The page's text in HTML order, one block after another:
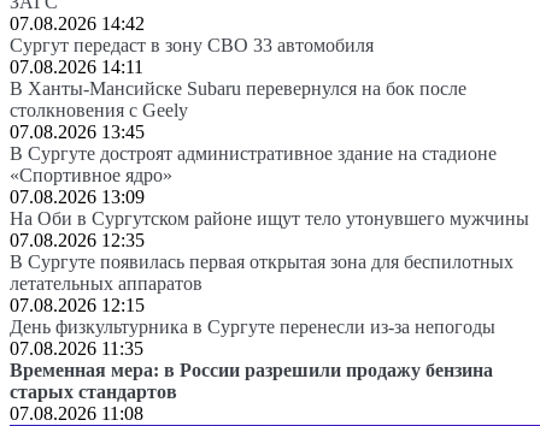
07.08.2026 14:42
Сургут передаст в зону СВО 33 автомобиля
07.08.2026 14:11
В Ханты-Мансийске Subaru перевернулся на бок после
столкновения с Geely
07.08.2026 13:45
В Сургуте достроят административное здание на стадионе
«Спортивное ядро»
07.08.2026 13:09
На Оби в Сургутском районе ищут тело утонувшего мужчины
07.08.2026 12:35
В Сургуте появилась первая открытая зона для беспилотных
летательных аппаратов
07.08.2026 12:15
День физкультурника в Сургуте перенесли из-за непогоды
07.08.2026 11:35
Временная мера: в России разрешили продажу бензина
старых стандартов
07.08.2026 11:08